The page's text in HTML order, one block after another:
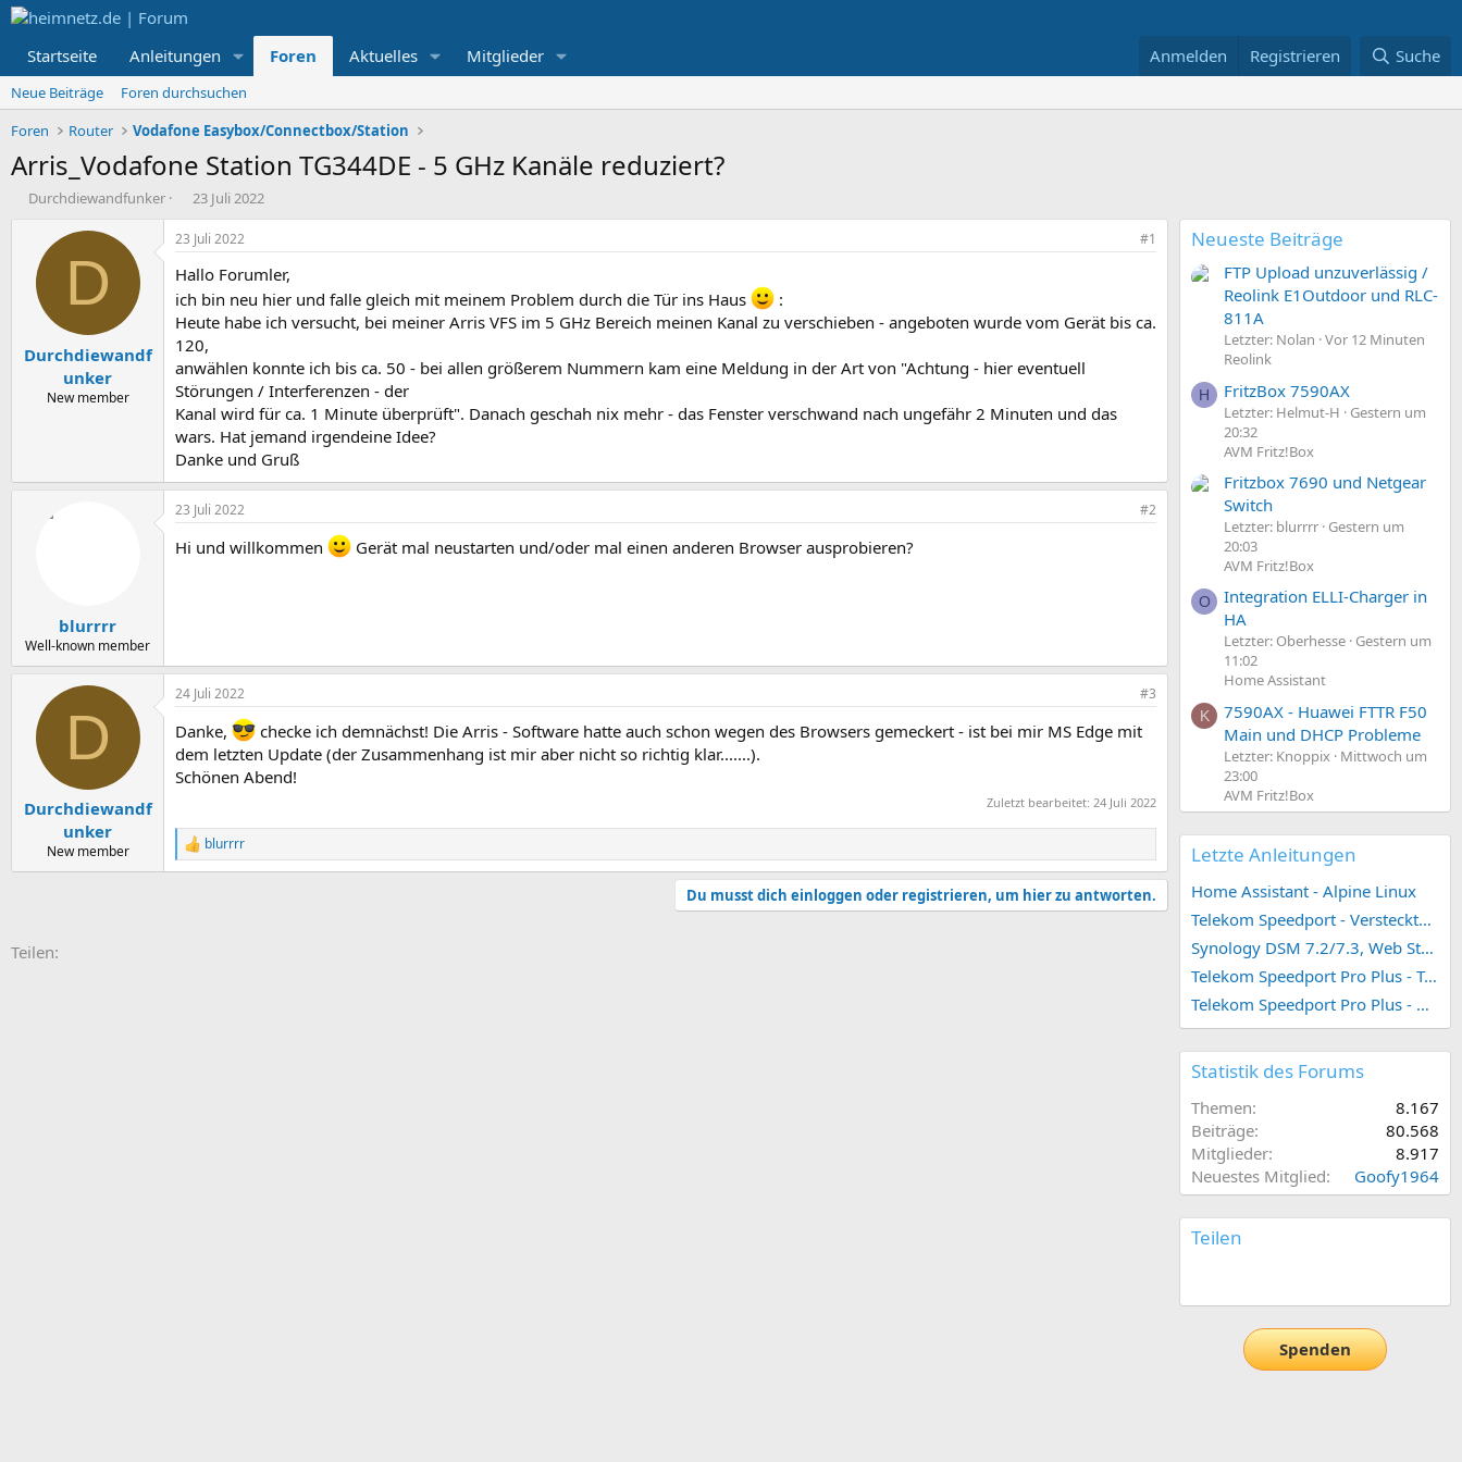
Startseite Anleitungen Foren Aktuelles Mitglieder Anmelden Registrieren Suche
Neue Beiträge
Foren durchsuchen
Foren
Router Vodafone Easybox/Connectbox/Station
Arris_Vodafone Station TG344DE - 5 GHz Kanäle reduziert?
E
r
Durchdiewandfunker
E
r
s
t
e
l
t
a
m
23 Juli 2022
D
Durchdiewandf
unker
New member
23 Juli 2022 #1
Hallo Forumler,
ich bin neu hier und falle gleich mit meinem Problem durch die Tür ins Haus
:
Heute habe ich versucht, bei meiner Arris VFS im 5 GHz Bereich meinen Kanal zu verschieben - angeboten wurde vom Gerät bis ca.
120,
anwählen konnte ich bis ca. 50 - bei allen größerem Nummern kam eine Meldung in der Art von "Achtung - hier eventuell
Störungen / Interferenzen - der
Kanal wird für ca. 1 Minute überprüft". Danach geschah nix mehr - das Fenster verschwand nach ungefähr 2 Minuten und das
wars. Hat jemand irgendeine Idee?
Danke und Gruß
blurrrr
Well-known member
23 Juli 2022 #2
Hi und willkommen Gerät mal neustarten und/oder mal einen anderen Browser ausprobieren?
D
Durchdiewandf
unker
New member
24 Juli 2022 #3
Danke,
checke ich demnächst! Die Arris - Software hatte auch schon wegen des Browsers gemeckert - ist bei mir MS Edge mit
dem letzten Update (der Zusammenhang ist mir aber nicht so richtig klar.......).
Schönen Abend!
Zuletzt bearbeitet: 24 Juli 2022
R
e
blurrrr
Du musst dich einloggen oder registrieren, um hier zu antworten.
Teilen:
Neueste Beiträge
FTP Upload unzuverlässig /
Reolink E1Outdoor und RLC-
811A
Letzter: Nolan Vor 12 Minuten
Reolink
H FritzBox 7590AX
Letzter: Helmut-H
Gestern um
20:32
AVM Fritz!Box
Fritzbox 7690 und Netgear
Switch
Letzter: blurrrr Gestern um
20:03
AVM Fritz!Box
O
Integration ELLI-Charger in
HA
Letzter: Oberhesse Gestern um
11:02
Home Assistant
K
7590AX - Huawei FTTR F50
Main und DHCP Probleme
Letzter: Knoppix
Mittwoch um
23:00
AVM Fritz!Box
Letzte Anleitungen
Home Assistant - Alpine Linux
Telekom Speedport - Versteckte Konfigurationen
Synology DSM 7.2/7.3, Web Station 4, Webdienst und Webportal erstellen (ehemals vHost)
Telekom Speedport Pro Plus - Telefonie einrichten
Telekom Speedport Pro Plus - Netzwerk einrichten
Statistik des Forums
Themen
8.167
Beiträge
80.568
Mitglieder
8.917
Neuestes Mitglied
Goofy1964
Teilen
Spenden